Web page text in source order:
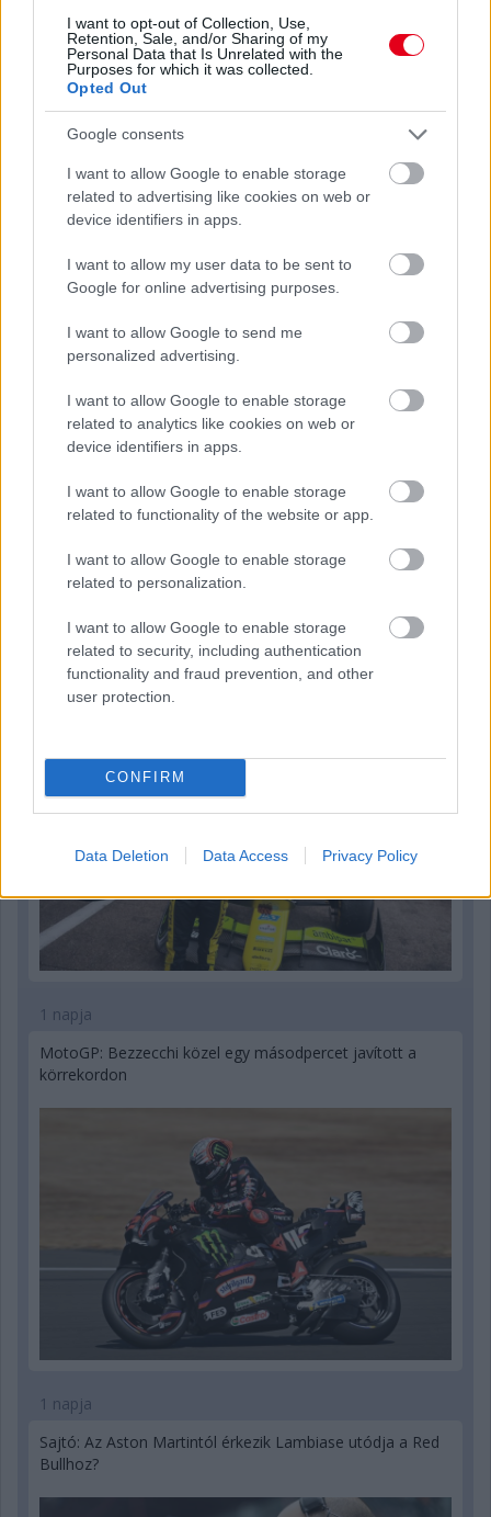
I want to opt-out of Collection, Use,
Retention, Sale, and/or Sharing of my
Personal Data that Is Unrelated with the
Purposes for which it was collected.
Opted Out
Google consents
I want to allow Google to enable storage
related to advertising like cookies on web or
device identifiers in apps.
I want to allow my user data to be sent to
Google for online advertising purposes.
I want to allow Google to send me
personalized advertising.
I want to allow Google to enable storage
related to analytics like cookies on web or
device identifiers in apps.
I want to allow Google to enable storage
related to functionality of the website or app.
I want to allow Google to enable storage
related to personalization.
I want to allow Google to enable storage
related to security, including authentication
functionality and fraud prevention, and other
user protection.
CONFIRM
Data Deletion Data Access Privacy Policy
1 napja
Domenicali szerint
„Jó látni, hogy közel az álom” – Camara az F1-es
pletykákról
1 napja
MotoGP: Bezzecchi közel egy másodpercet javított a
körrekordon
1 napja
Sajtó: Az Aston Martintól érkezik Lambiase utódja a Red
Bullhoz?